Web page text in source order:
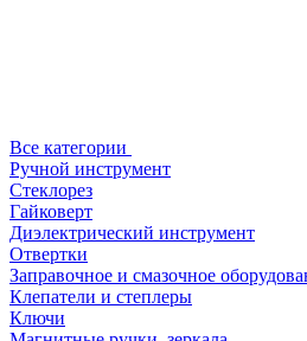
Все категории
Ручной инструмент
Стеклорез
Гайковерт
Диэлектрический инструмент
Отвертки
Заправочное и смазочное
Клепатели и степлеры
Ключи